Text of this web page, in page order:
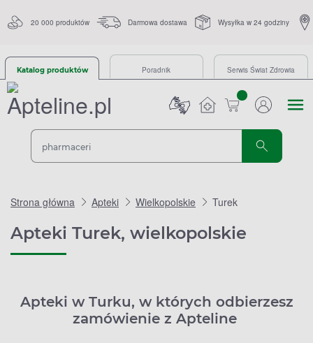
20 000 produktów Darmowa dostawa Wysyłka w 24 godziny
Katalog produktów Poradnik Serwis Świat Zdrowia
sztuk
Strona główna Apteki Wielkopolskie Turek
Apteki Turek, wielkopolskie
Apteki w Turku, w których odbierzesz
zamówienie z Apteline